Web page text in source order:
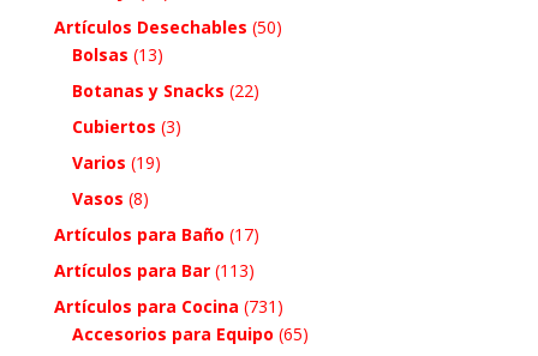
Artículos Desechables (50)
Bolsas (13)
Botanas y Snacks (22)
Cubiertos (3)
Varios (19)
Vasos (8)
Artículos para Baño (17)
Artículos para Bar (113)
Artículos para Cocina (731)
Accesorios para Equipo (65)